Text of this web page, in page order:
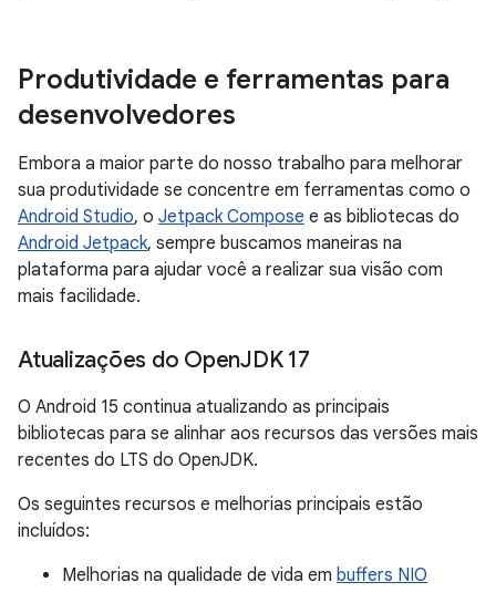
Produtividade e ferramentas para
desenvolvedores
Embora a maior parte do nosso trabalho para melhorar
sua produtividade se concentre em ferramentas como o
Android Studio, o Jetpack Compose e as bibliotecas do
Android Jetpack, sempre buscamos maneiras na
plataforma para ajudar você a realizar sua visão com
mais facilidade.
Atualizações do OpenJDK 17
O Android 15 continua atualizando as principais
bibliotecas para se alinhar aos recursos das versões mais
recentes do LTS do OpenJDK.
Os seguintes recursos e melhorias principais estão
incluídos:
Melhorias na qualidade de vida em buffers NIO